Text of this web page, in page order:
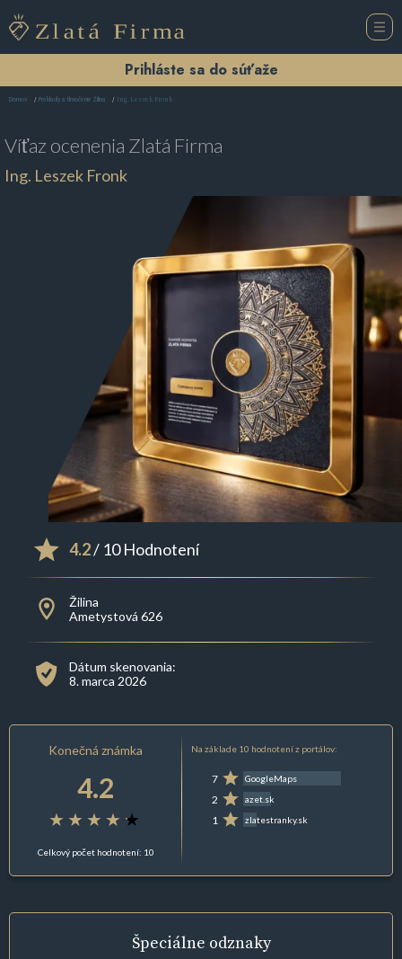
Prihláste sa do súťaže
Domov Preklady a tlmočenie Žilina Ing. Leszek Fronk
Víťaz ocenenia Zlatá Firma
Ing. Leszek Fronk
4.2/ 10 Hodnotení
Žilina
Ametystová 626
Dátum skenovania:
8. marca 2026
Konečná známka
4.2
Celkový počet hodnotení: 10
Na základe 10 hodnotení z portálov:
7 GoogleMaps
2 azet.sk
1 zlatestranky.sk
Špeciálne odznaky